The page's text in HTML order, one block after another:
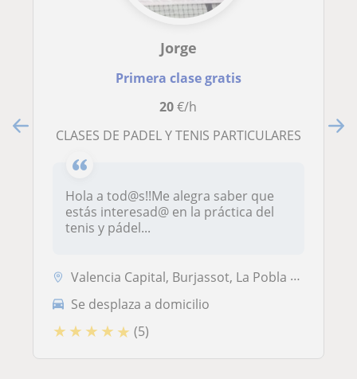
Jorge
Primera clase gratis
20€/h
CLASES DE PADEL Y TENIS PARTICULARES
Hola a tod@s!!Me alegra saber que
estás interesad@ en la práctica del
tenis y pádel...
Valencia Capital, Burjassot, La Pobla de Vallbona, Manises, Paterna - ...
Se desplaza a domicilio
★ ★ ★ ★ ★ (5)